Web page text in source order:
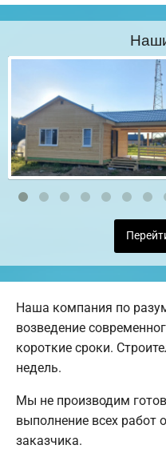
Наша компания по
возведение
короткие сроки.
недель.
Мы не производим
выполнение всех работ
заказчика.